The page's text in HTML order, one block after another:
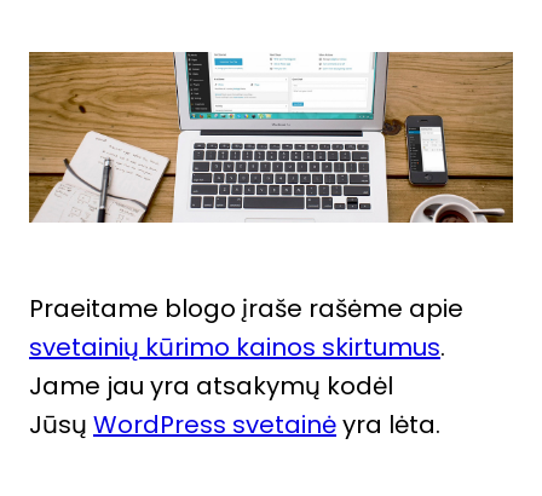
Praeitame blogo įraše rašėme apie
svetainių kūrimo kainos skirtumus.
Jame jau yra atsakymų kodėl
Jūsų WordPress svetainėyra lėta.